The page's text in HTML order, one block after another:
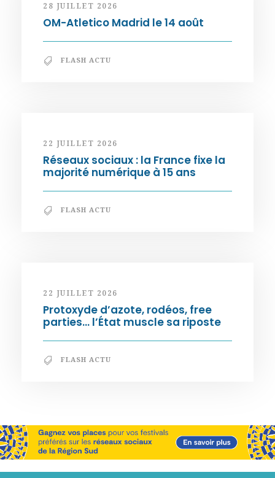
28 JUILLET 2026
OM-Atletico Madrid le 14 août
FLASH ACTU
22 JUILLET 2026
Réseaux sociaux : la France fixe la
majorité numérique à 15 ans
FLASH ACTU
22 JUILLET 2026
Protoxyde d’azote, rodéos, free
parties… l’État muscle sa riposte
FLASH ACTU